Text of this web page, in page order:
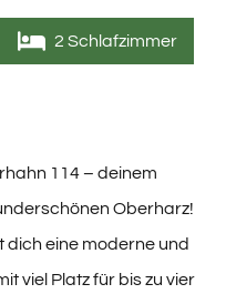
2 Schlafzimmer
114 – deinem
Oberharz!
dich eine moderne und
viel Platz für bis zu vier